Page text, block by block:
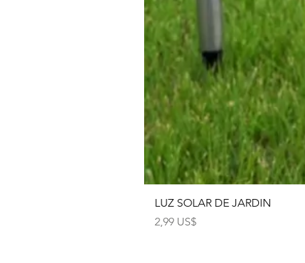
LUZ SOLAR DE JARDIN
Precio
2,99 US$